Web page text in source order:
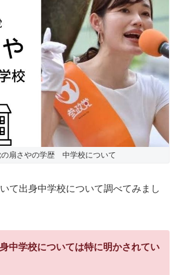
の扇さやの学歴 中学校について
て出身中学校について調べてみまし
中学校については特に明かされてい